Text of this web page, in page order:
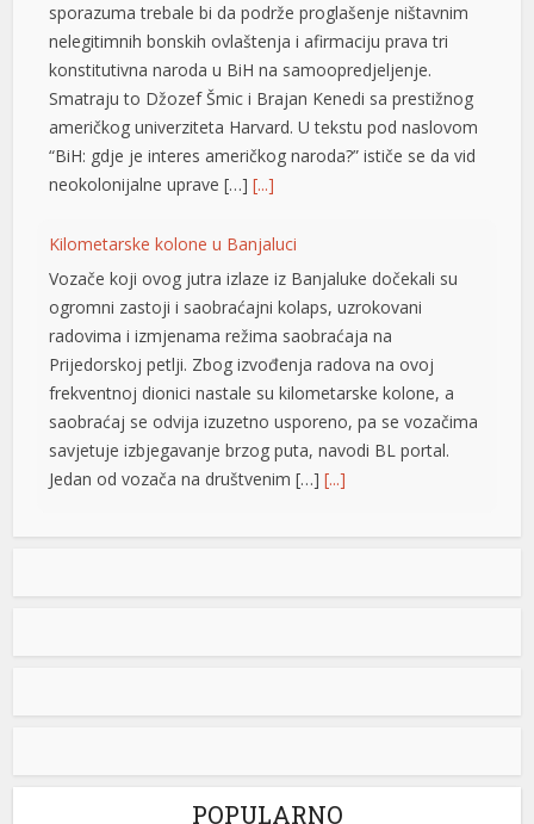
sporazuma trebale bi da podrže proglašenje ništavnim
nelegitimnih bonskih ovlaštenja i afirmaciju prava tri
konstitutivna naroda u BiH na samoopredjeljenje.
Smatraju to Džozef Šmic i Brajan Kenedi sa prestižnog
američkog univerziteta Harvard. U tekstu pod naslovom
“BiH: gdje je interes američkog naroda?” ističe se da vid
neokolonijalne uprave […][...]
Kilometarske kolone u Banjaluci
Vozače koji ovog jutra izlaze iz Banjaluke dočekali su
ogromni zastoji i saobraćajni kolaps, uzrokovani
radovima i izmjenama režima saobraćaja na
Prijedorskoj petlji. Zbog izvođenja radova na ovoj
frekventnoj dionici nastale su kilometarske kolone, a
saobraćaj se odvija izuzetno usporeno, pa se vozačima
savjetuje izbjegavanje brzog puta, navodi BL portal.
Jedan od vozača na društvenim […][...]
Pripremite kišobrane: Nakon vrelog dana stižu pljuskovi i
Stanovnike Republike Srpske i Bosne i Hercegovine
u poslijepodnevnim i večernjim časovima u pojedinim
preovladavaće pretežno sunčano vrijeme, dok se sa
očekuju pljuskovi praćeni grmljavinom. Duvaće slab do
POPULARNO